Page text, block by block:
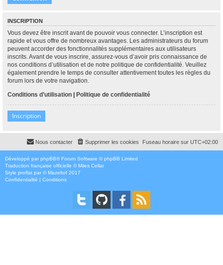
INSCRIPTION
Vous devez être inscrit avant de pouvoir vous connecter. L’inscription est
rapide et vous offre de nombreux avantages. Les administrateurs du forum
peuvent accorder des fonctionnalités supplémentaires aux utilisateurs
inscrits. Avant de vous inscrire, assurez-vous d’avoir pris connaissance de
nos conditions d’utilisation et de notre politique de confidentialité. Veuillez
également prendre le temps de consulter attentivement toutes les règles du
forum lors de votre navigation.
Conditions d’utilisation | Politique de confidentialité
Inscription
Fuseau horaire sur UTC+02:00
Supprimer les cookies
Nous contacter
Développé par phpBB® Forum Software © phpBB Limited
Traduction française officielle ©Miles Cellar
Style proflat par ©Mazeltof 2017
Confidentialité | Conditions